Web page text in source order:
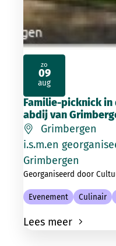
Familie-picknick
abdij van
Grimbergen
i.s.m.en
Grimbergen
Georganiseerd door
Evenement Culinair
Lees meer
zo
09
aug
2026